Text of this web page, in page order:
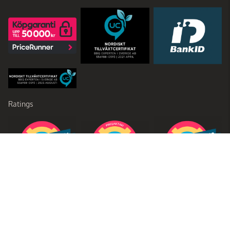
Ratings